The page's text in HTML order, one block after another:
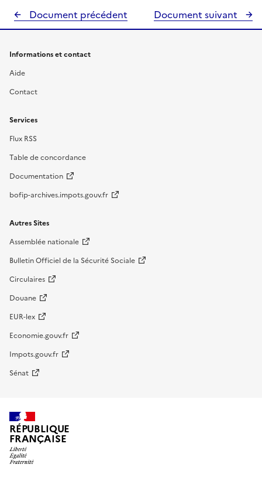
Document précédent Document suivant
Informations et contact
Aide
Contact
Services
Flux RSS
Table de concordance
Documentation
bofip-archives.impots.gouv.fr
Autres Sites
Assemblée nationale
Bulletin Officiel de la Sécurité Sociale
Circulaires
Douane
EUR-lex
Economie.gouv.fr
Impots.gouv.fr
Sénat
RÉPUBLIQUE
FRANÇAISE